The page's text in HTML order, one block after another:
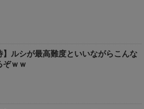
】ルシが最高難度といいながらこんな
ぞｗｗ